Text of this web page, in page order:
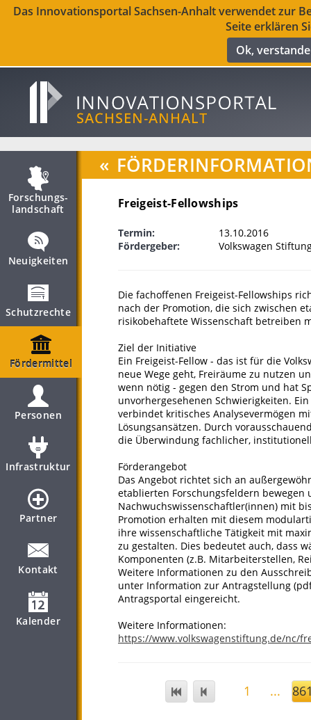
Das Innovationsportal Sachsen-Anhalt verwendet zur
Seite erklären
Ok,
Forschungs­
landschaft
Neuigkeiten
Schutzrechte
Fördermittel
Personen
Infrastruktur
Partner
Kontakt
Kalender
«
Freigeist-Fellowships
Termin:
13.10.2016
Fördergeber:
Volkswagen
Die fachoffenen Freigeist-Fellowships
nach der Promotion, die sich zwischen
risikobehaftete Wissenschaft betreiben
Ziel der Initiative
Ein Freigeist-Fellow - das ist für die
neue Wege geht, Freiräume zu nutzen
wenn nötig - gegen den Strom und hat
unvorhergesehenen Schwierigkeiten.
verbindet kritisches Analysevermögen
Lösungsansätzen. Durch
die Überwindung fachlicher,
Förderangebot
Das Angebot richtet sich an
etablierten Forschungsfeldern
Nachwuchswissenschaftler(innen) mit
Promotion erhalten mit diesem
ihre wissenschaftliche Tätigkeit mit
zu gestalten. Dies bedeutet auch, dass
Komponenten (z.B. Mitarbeiterstellen,
Weitere Informationen zu den
unter Information zur Antragstellung
Antragsportal eingereicht.
Weitere Informationen:
https://www.volkswagenstiftung.de/nc/
1 ...